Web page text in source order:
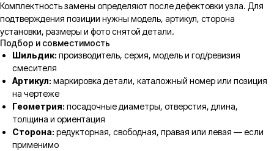
Комплектность замены определяют после дефектовки узла. Для
подтверждения позиции нужны модель, артикул, сторона
установки, размеры и фото снятой детали.
Подбор и совместимость
Шильдик: производитель, серия, модель и год/ревизия
смесителя
Артикул: маркировка детали, каталожный номер или позиция
на чертеже
Геометрия: посадочные диаметры, отверстия, длина,
толщина и ориентация
Сторона: редукторная, свободная, правая или левая — если
применимо